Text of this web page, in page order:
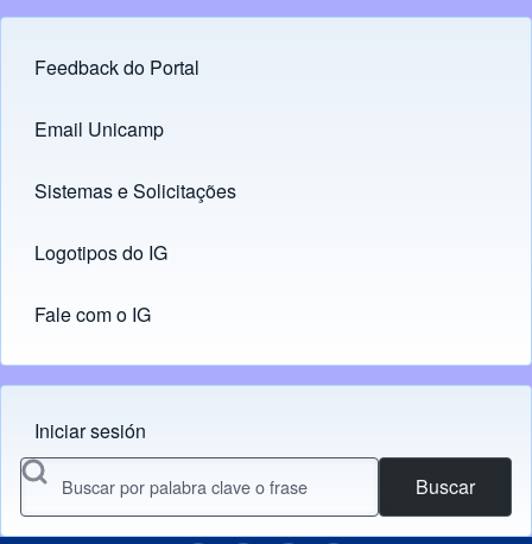
Footer menu
Feedback do Portal
Links
Email Unicamp
(opens in new tab)
Sistemas e Solicitações
(opens in new tab)
Logotipos do IG
(opens in new tab)
Fale com o IG
Menu do usuário
Iniciar sesión
Buscar